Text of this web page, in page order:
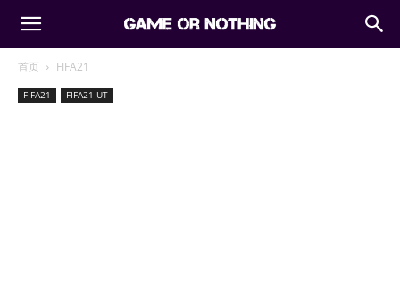
首页 FIFA21
FIFA21 FIFA21 UT